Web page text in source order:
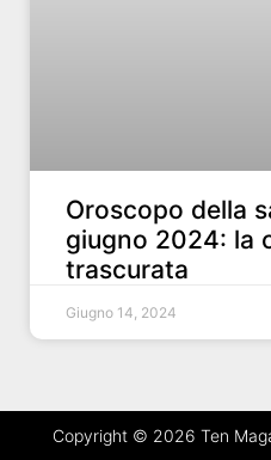
Oroscopo della
giugno 2024: la
trascurata
Giugno 14, 2024
Copyright © 2026 Ten